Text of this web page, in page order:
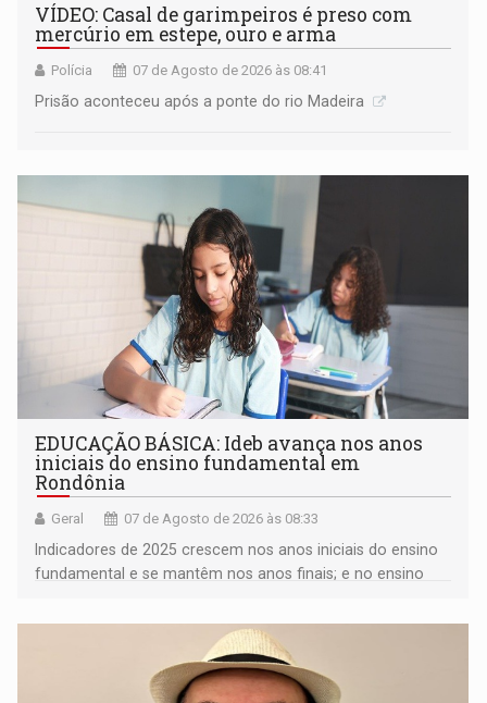
VÍDEO: Casal de garimpeiros é preso com
mercúrio em estepe, ouro e arma
Polícia 07 de Agosto de 2026 às 08:41
Prisão aconteceu após a ponte do rio Madeira
EDUCAÇÃO BÁSICA: Ideb avança nos anos
iniciais do ensino fundamental em
Rondônia
Geral 07 de Agosto de 2026 às 08:33
Indicadores de 2025 crescem nos anos iniciais do ensino
fundamental e se mantêm nos anos finais; e no ensino